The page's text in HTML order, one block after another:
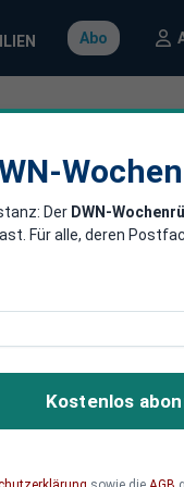
Abo
Jahr.
Der DWN-
Für alle, deren
Kostenlos